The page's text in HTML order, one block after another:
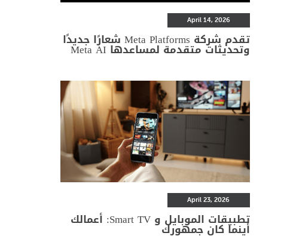
April 14, 2026
تقدم شركة Meta Platforms شعارًا جديدًا
وتحديثات متقدمة لمساعدها Meta AI
April 23, 2026
تطبيقات الموبايل و Smart TV: أعمالك
أينما كان جمهورك